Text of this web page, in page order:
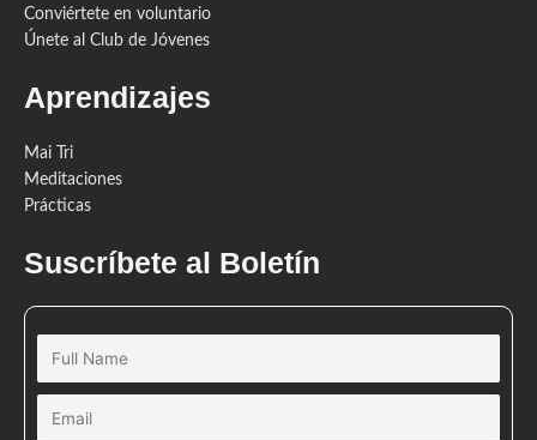
Conviértete en voluntario
Únete al Club de Jóvenes
Aprendizajes
Mai Tri
Meditaciones
Prácticas
Suscríbete al Boletín